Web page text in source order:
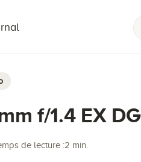
f/1.4 EX DG
de lecture :2 min.